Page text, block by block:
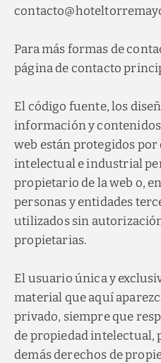
Para más formas de
página de contacto
El código fuente, los
información y contenidos
web están protegidos
intelectual e industrial
propietario de la web o,
personas y entidades
utilizados sin
propietarias.
El usuario única y
material que aquí
privado, siempre que
de propiedad intelectual,
demás derechos de